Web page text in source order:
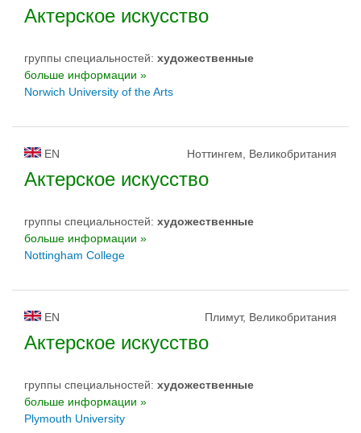
Актерское искусство
группы специальностей: художественные
больше информации »
Norwich University of the Arts
EN Ноттингем, Великобритания
Актерское искусство
группы специальностей: художественные
больше информации »
Nottingham College
EN Плимут, Великобритания
Актерское искусство
группы специальностей: художественные
больше информации »
Plymouth University